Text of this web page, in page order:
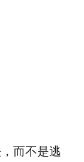
而不是逃